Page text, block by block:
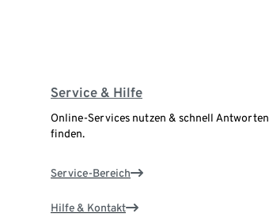
Service & Hilfe
Online-Services nutzen & schnell Antworten
finden.
Service-Bereich
Hilfe & Kontakt